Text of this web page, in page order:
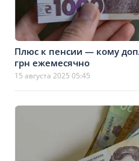
Плюс к пенсии — кому
грн ежемесячно
15 августа 2025 05:45